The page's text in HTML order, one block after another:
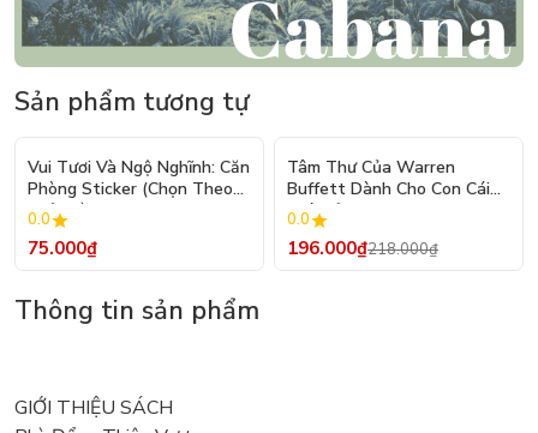
Sản phẩm tương tự
Vui Tươi Và Ngộ Nghĩnh: Căn
Phòng Sticker (Chọn Theo
Chủ Đề) - Hơn 250 Sticker
0.0
75.000₫
Tâm Thư Của Warren
Buffett Dành Cho Con Cái
(Tái Bản 2026)
0.0
196.000₫218.000₫
Thông tin sản phẩm
GIỚI THIỆU SÁCH